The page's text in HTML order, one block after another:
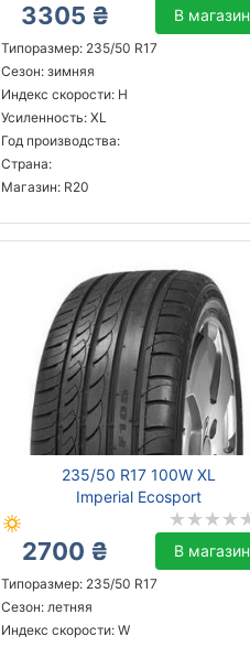
3305 ₴ В магазин
Типоразмер: 235/50 R17
Сезон: зимняя
Индекс скорости: H
Усиленность: XL
Год производства:
Страна:
Магазин: R20
235/50 R17 100W XL
Imperial Ecosport
2700 ₴ В магазин
Типоразмер: 235/50 R17
Сезон: летняя
Индекс скорости: W